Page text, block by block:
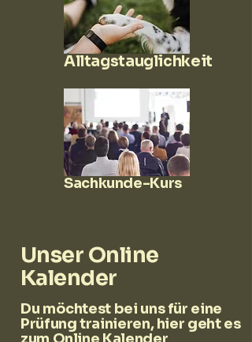
Alltagstauglichkeit
Sachkunde-Kurs
Unser Online
Kalender
Du möchtest bei uns für eine
Prüfung trainieren, hier geht es